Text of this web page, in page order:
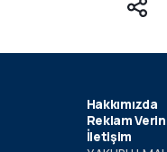
Hakkımızda
Reklam Verin
İletişim